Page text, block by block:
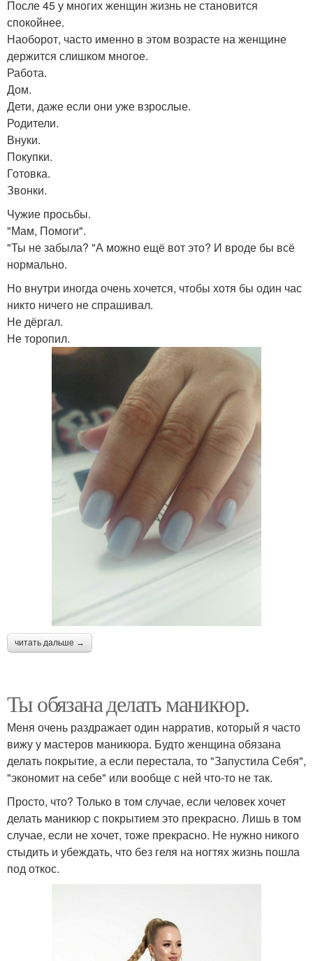
После 45 у многих женщин жизнь не становится
спокойнее.
Наоборот, часто именно в этом возрасте на женщине
держится слишком многое.
Работа.
Дом.
Дети, даже если они уже взрослые.
Родители.
Внуки.
Покупки.
Готовка.
Звонки.
Чужие просьбы.
"Мам, Помоги".
"Ты не забыла? "А можно ещё вот это? И вроде бы всё
нормально.
Но внутри иногда очень хочется, чтобы хотя бы один час
никто ничего не спрашивал.
Не дёргал.
Не торопил.
читать дальше →
Ты обязана делать маникюр.
Меня очень раздражает один нарратив, который я часто
вижу у мастеров маникюра. Будто женщина обязана
делать покрытие, а если перестала, то "Запустила Себя",
"экономит на себе" или вообще с ней что-то не так.
Просто, что? Только в том случае, если человек хочет
делать маникюр с покрытием это прекрасно. Лишь в том
случае, если не хочет, тоже прекрасно. Не нужно никого
стыдить и убеждать, что без геля на ногтях жизнь пошла
под откос.